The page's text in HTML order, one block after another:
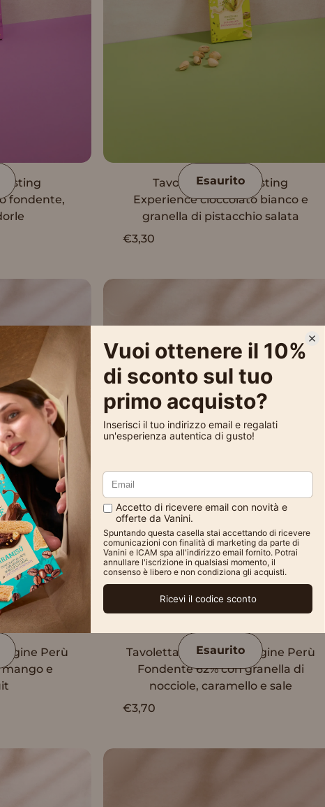
fondente,
Esaurito
Tavoletta Vanini Tasting
Experience cioccolato bianco e
granella di pistacchio salata
€3,30
Perù
mango e
Esaurito
Tavoletta Vanini Monorigine Perù
Fondente 62% con granella di
nocciole, caramello e sale
€3,70